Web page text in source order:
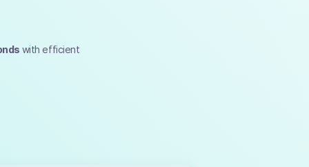
with efficient